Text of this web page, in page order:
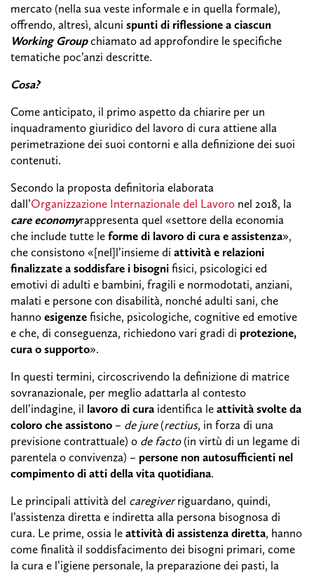
mercato (nella sua veste informale e in quella formale),
offrendo, altresì, alcuni spunti di riflessione a ciascun
Working Groupchiamato ad approfondire le specifiche
tematiche poc’anzi descritte.
Cosa?
Come anticipato, il primo aspetto da chiarire per un
inquadramento giuridico del lavoro di cura attiene alla
perimetrazione dei suoi contorni e alla definizione dei suoi
contenuti.
Secondo la proposta definitoria elaborata
dall’Organizzazione Internazionale del Lavoro nel 2018, la
care economyrappresenta quel «settore della economia
che include tutte le forme di lavoro di cura e assistenza»,
che consistono «[nel]l’insieme di attività e relazioni
finalizzate a soddisfare i bisogni fisici, psicologici ed
emotivi di adulti e bambini, fragili e normodotati, anziani,
malati e persone con disabilità, nonché adulti sani, che
hanno esigenze fisiche, psicologiche, cognitive ed emotive
e che, di conseguenza, richiedono vari gradi di protezione,
cura o supporto».
In questi termini, circoscrivendo la definizione di matrice
sovranazionale, per meglio adattarla al contesto
dell’indagine, il lavoro di cura identifica le attività svolte da
coloro che assistono – de jure(rectius, in forza di una
previsione contrattuale) o de facto(in virtù di un legame di
parentela o convivenza) – persone non autosufficienti nel
compimento di atti della vita quotidiana.
Le principali attività del caregiverriguardano, quindi,
l’assistenza diretta e indiretta alla persona bisognosa di
cura. Le prime, ossia le attività di assistenza diretta, hanno
come finalità il soddisfacimento dei bisogni primari, come
la cura e l’igiene personale, la preparazione dei pasti, la